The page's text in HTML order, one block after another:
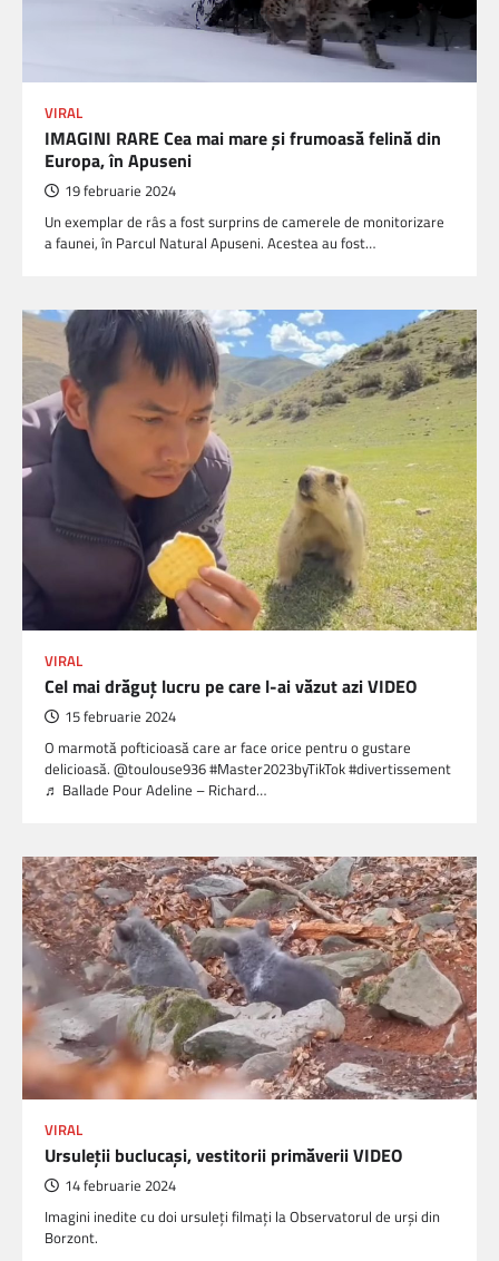
VIRAL
IMAGINI RARE Cea mai mare și frumoasă felină din
Europa, în Apuseni
19 februarie 2024
Un exemplar de râs a fost surprins de camerele de monitorizare
a faunei, în Parcul Natural Apuseni. Acestea au fost…
VIRAL
Cel mai drăguț lucru pe care l-ai văzut azi VIDEO
15 februarie 2024
O marmotă pofticioasă care ar face orice pentru o gustare
delicioasă. @toulouse936 #Master2023byTikTok #divertissement
♬ Ballade Pour Adeline – Richard…
VIRAL
Ursuleţii buclucaşi, vestitorii primăverii VIDEO
14 februarie 2024
Imagini inedite cu doi ursuleţi filmaţi la Observatorul de urşi din
Borzont.